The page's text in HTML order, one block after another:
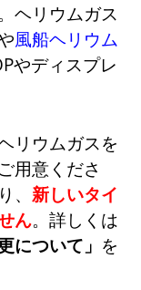
ヘリウムガス
風船ヘリウム
やディスプレ
リウムガスを
用意くださ
、 新しいタイ
ん。詳しくは
について」 を